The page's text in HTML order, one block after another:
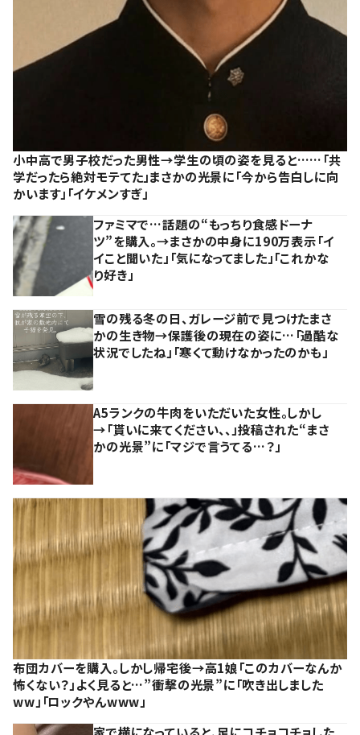
小中高で男子校だった男性→学生の頃の姿を見ると……「共
学だったら絶対モテてた」まさかの光景に「今から告白しに向
かいます」「イケメンすぎ」
ファミマで…話題の“もっちり食感ドーナ
ツ”を購入。→まさかの中身に190万表示「イ
イこと聞いた」「気になってました」「これかな
り好き」
雪の残る冬の日、ガレージ前で見つけたまさ
かの生き物→保護後の現在の姿に…「過酷な
状況でしたね」「寒くて動けなかったのかも」
A5ランクの牛肉をいただいた女性。しかし
→「貰いに来てください、、」投稿された“まさ
かの光景”に「マジで言うてる…？」
布団カバーを購入。しかし帰宅後→高1娘「このカバーなんか
怖くない？」よく見ると…”衝撃の光景”に「吹き出しました
ww」「ロックやんwww」